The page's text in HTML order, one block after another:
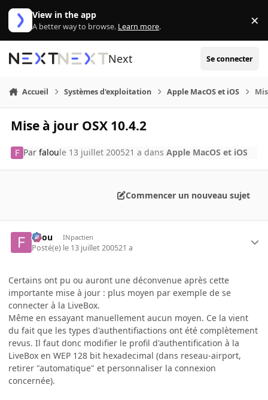
Aller au contenu
View in the app
A better way to browse. Learn more. ×
Next Se connecter
Accueil Systèmes d'exploitation Apple MacOS et iOS
Mise à jour OSX 10.4.2
Parfaloule 13 juillet 200521 a dansApple MacOS et iOS
Commencer un nouveau sujet
falou INpactien
Posté(e) le 13 juillet 200521 a
Certains ont pu ou auront une déconvenue après cette
importante mise à jour : plus moyen par exemple de se
connecter à la LiveBox.
Même en essayant manuellement aucun moyen. Ce la vient
du fait que les types d'authentifiactions ont été complètement
revus. Il faut donc modifier le profil d'authentification à la
LiveBox en WEP 128 bit hexadecimal (dans reseau-airport,
retirer "automatique" et personnaliser la connexion
concernée).